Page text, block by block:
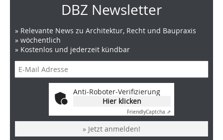
DBZ Newsletter
» Relevante News zu Architektur, Recht und Baupraxis
» wöchentlich
» Kostenlos und jederzeit kündbar
Anti-Roboter-Verifizierung
Hier klicken
FriendlyCaptcha ⇗
» Jetzt anmelden!